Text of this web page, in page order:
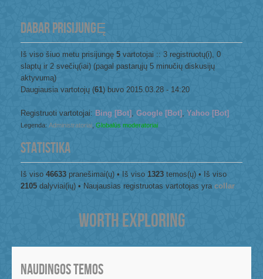
DABAR PRISIJUNGĘ
Iš viso šiuo metu prisijungę 5 vartotojai :: 3 registruotų(i), 0
slaptų ir 2 svečių(iai) (pagal pastarųjų 5 minučių diskusijų
aktyvumą)
Daugiausia vartotojų (61) buvo 2015.03.28 - 14:20
Registruoti vartotojai: Bing [Bot] Google [Bot] Yahoo [Bot]
Legenda: Administratoriai Globalūs moderatoriai
STATISTIKA
Iš viso 46633 pranešimai(ų) • Iš viso 1323 temos(ų) • Iš viso
2105 dalyviai(ių) • Naujausias registruotas vartotojas yra collar
WORTH EXPLORING
NAUDINGOS TEMOS